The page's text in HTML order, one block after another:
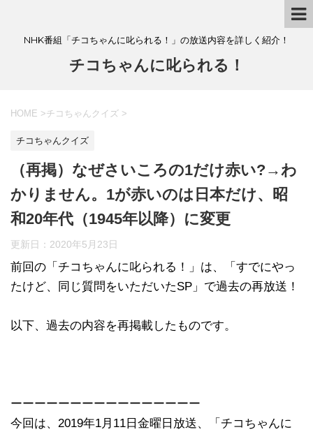
NHK番組「チコちゃんに叱られる！」の放送内容を詳しく紹介！
チコちゃんに叱られる！
HOME >チコちゃんクイズ >
チコちゃんクイズ
（再掲）なぜさいころの1だけ赤い?→わ
かりません。1が赤いのは日本だけ、昭
和20年代（1945年以降）に変更
更新日： 2020年5月23日
前回の「チコちゃんに叱られる！」​は、「すでにやっ
たけど、同じ質問をいただいたSP」で過去の再放送！
以下、過去の内容を再掲載したものです。
ーーーーーーーーーーーーーーーー
今回は、2019年1月11日金曜日放送、「チコちゃんに